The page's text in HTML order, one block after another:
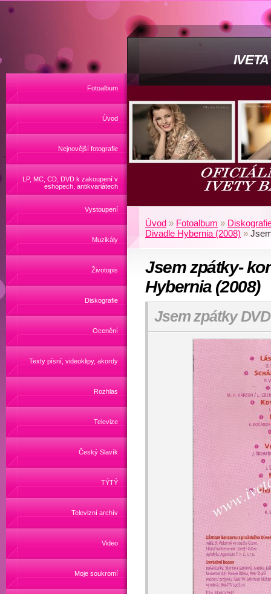
Fotoalbum
Úvod
Nejnovější fotografie
LP, MC, CD, DVD k zakoupení v
eshopech, antikvariátech
Vystoupení
Muzikály
Životopis
Diskografie
Ocenění
Texty písní, videoklipy, akordy
Rozhlas
Televize
Český Slavík
TÝTÝ
Televizní archív
Video
Moje soukromí
Úvod » Fotoalbum »
Divadle Hybernia (2008) »
Jsem zpátky-
Hybernia (2008)
Jsem zpátky